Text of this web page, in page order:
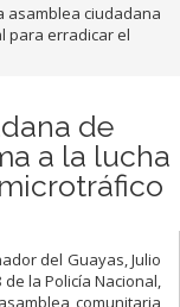
asamblea ciudadana
para erradicar el
de
a la lucha
del Guayas, Julio
la Policía Nacional,
comunitaria